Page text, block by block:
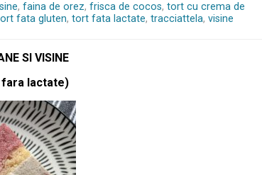
, faina de orez, frisca de cocos, tort cu crema de
fata gluten, tort fata lactate, tracciattela, visine
SI VISINE
lactate)